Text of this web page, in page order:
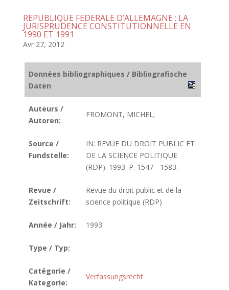
REPUBLIQUE FEDERALE D’ALLEMAGNE : LA
JURISPRUDENCE CONSTITUTIONNELLE EN
1990 ET 1991
Avr 27, 2012
Données bibliographiques / Bibliografische
Daten
Auteurs /
Autoren:
FROMONT, MICHEL;
Source /
Fundstelle:
IN: REVUE DU DROIT PUBLIC ET
DE LA SCIENCE POLITIQUE
(RDP). 1993. P. 1547 - 1583.
Revue /
Zeitschrift:
Revue du droit public et de la
science politique (RDP)
Année / Jahr: 1993
Type / Typ:
Catégorie /
Kategorie:
Verfassungsrecht